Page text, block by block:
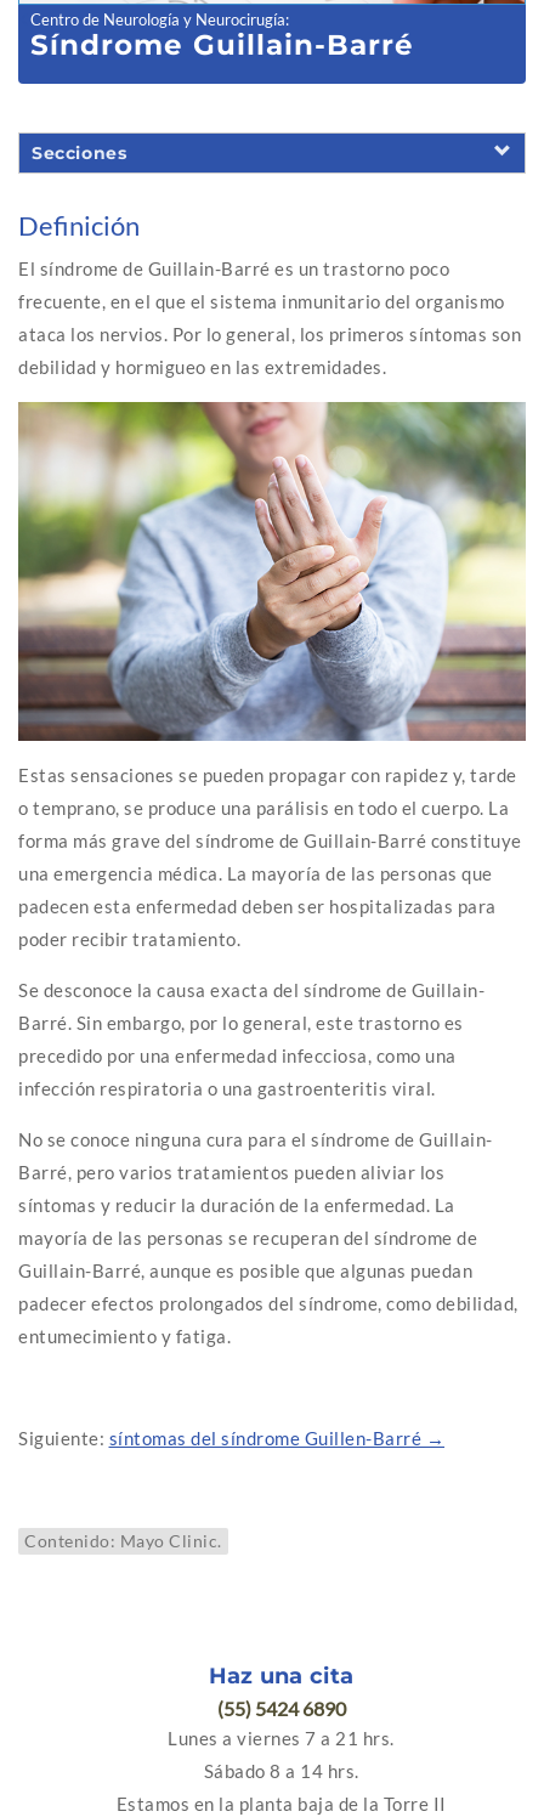
Centro de Neurología y Neurocirugía:
Síndrome Guillain-Barré
Secciones
Definición
El síndrome de Guillain-Barré es un trastorno poco
frecuente, en el que el sistema inmunitario del organismo
ataca los nervios. Por lo general, los primeros síntomas son
debilidad y hormigueo en las extremidades.
Estas sensaciones se pueden propagar con rapidez y, tarde
o temprano, se produce una parálisis en todo el cuerpo. La
forma más grave del síndrome de Guillain-Barré constituye
una emergencia médica. La mayoría de las personas que
padecen esta enfermedad deben ser hospitalizadas para
poder recibir tratamiento.
Se desconoce la causa exacta del síndrome de Guillain-
Barré. Sin embargo, por lo general, este trastorno es
precedido por una enfermedad infecciosa, como una
infección respiratoria o una gastroenteritis viral.
No se conoce ninguna cura para el síndrome de Guillain-
Barré, pero varios tratamientos pueden aliviar los
síntomas y reducir la duración de la enfermedad. La
mayoría de las personas se recuperan del síndrome de
Guillain-Barré, aunque es posible que algunas puedan
padecer efectos prolongados del síndrome, como debilidad,
entumecimiento y fatiga.
Siguiente: síntomas del síndrome Guillen-Barré →
Contenido: Mayo Clinic.
Haz una cita
(55) 5424 6890
Lunes a viernes 7 a 21 hrs.
Sábado 8 a 14 hrs.
Estamos en la planta baja de la Torre II